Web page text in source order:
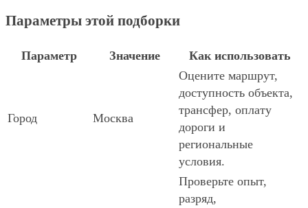
Параметры этой подборки
Параметр Значение Как использовать
Город Москва
Оцените маршрут,
доступность объекта,
трансфер, оплату
дороги и
региональные
условия.
Проверьте опыт,
разряд,